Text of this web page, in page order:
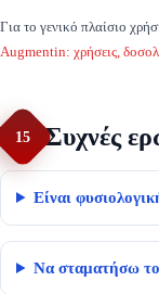
Για το γενικό πλαίσιο
Augmentin: χρήσεις,
15 Συχνές
Είναι
Να σταματήσω